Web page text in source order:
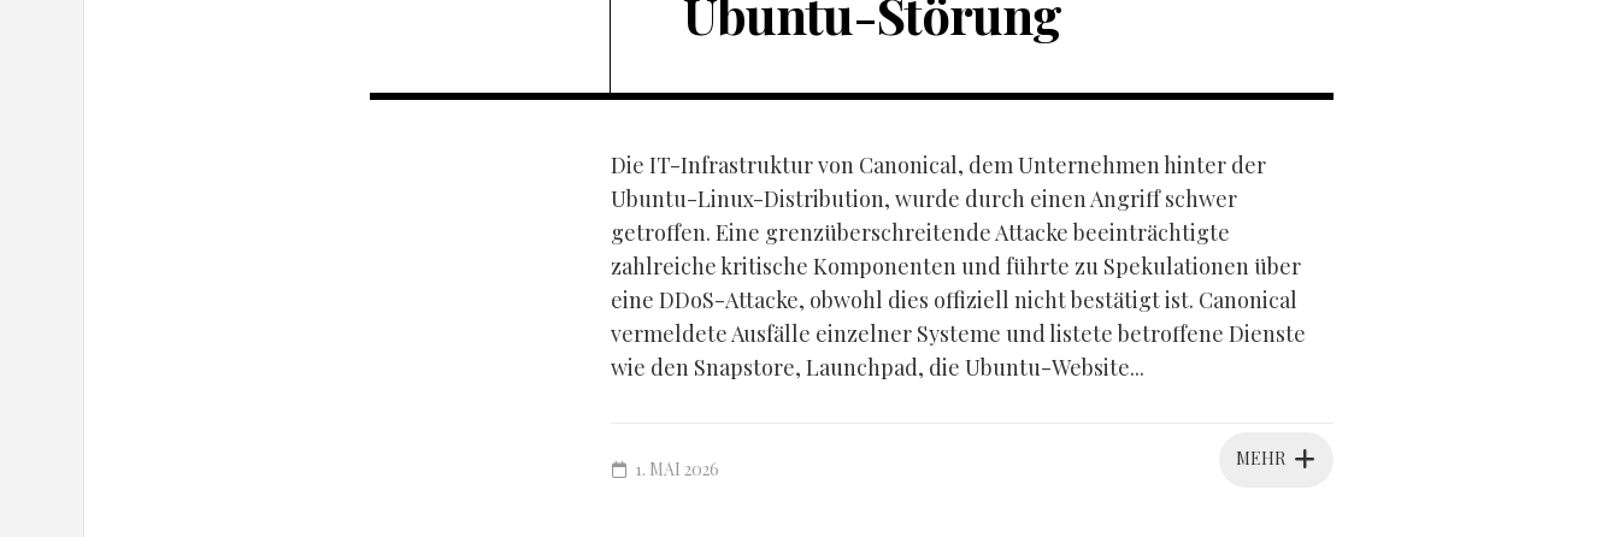
Ubuntu-Störung
Die IT-Infrastruktur von Canonical, dem Unternehmen hinter der
Ubuntu-Linux-Distribution, wurde durch einen Angriff schwer
getroffen. Eine grenzüberschreitende Attacke beeinträchtigte
zahlreiche kritische Komponenten und führte zu Spekulationen über
eine DDoS-Attacke, obwohl dies offiziell nicht bestätigt ist. Canonical
vermeldete Ausfälle einzelner Systeme und listete betroffene Dienste
wie den Snapstore, Launchpad, die Ubuntu-Website...
MEHR
1. MAI 2026